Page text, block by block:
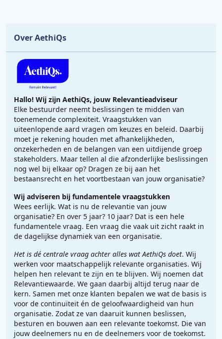
Over AethiQs
Hallo! Wij zijn AethiQs, jouw Relevantieadviseur
Elke bestuurder neemt beslissingen te midden van
toenemende complexiteit. Vraagstukken van
uiteenlopende aard vragen om keuzes en beleid. Daarbij
moet je rekening houden met afhankelijkheden,
onzekerheden en de belangen van een uitdijende groep
stakeholders. Maar tellen al die afzonderlijke beslissingen
nog wel bij elkaar op? Dragen ze bij aan het
bestaansrecht en het voortbestaan van jouw organisatie?
Wij adviseren bij fundamentele vraagstukken
Wees eerlijk. Wat is nu de relevantie van jouw
organisatie? En over 5 jaar? 10 jaar? Dat is een hele
fundamentele vraag. Een vraag die vaak uit zicht raakt in
de dagelijkse dynamiek van een organisatie.
Het is dé centrale vraag achter alles wat AethiQs doet. Wij
werken voor maatschappelijk relevante organisaties. Wij
helpen hen relevant te zijn en te blijven. Wij noemen dat
Relevantiewaarde. We gaan daarbij altijd terug naar de
kern. Samen met onze klanten bepalen we wat de basis is
voor de continuïteit én de geloofwaardigheid van hun
organisatie. Zodat ze van daaruit kunnen beslissen,
besturen en bouwen aan een relevante toekomst. Die van
jouw deelnemers nu en de deelnemers voor de toekomst.